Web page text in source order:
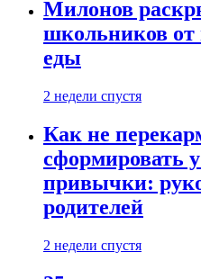
Милонов
школьников от
еды
2 недели спустя
Как не
сформировать
привычки:
родителей
2 недели спустя